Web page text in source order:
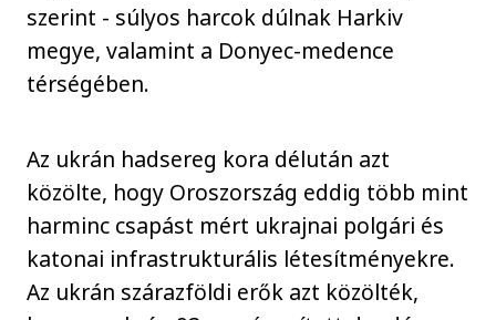
szerint - súlyos harcok dúlnak Harkiv
megye, valamint a Donyec-medence
térségében.
Az ukrán hadsereg kora délután azt
közölte, hogy Oroszország eddig több mint
harminc csapást mért ukrajnai polgári és
katonai infrastrukturális létesítményekre.
Az ukrán szárazföldi erők azt közölték,